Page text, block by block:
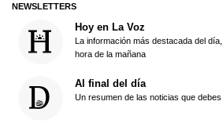
NEWSLETTERS
Hoy en La Voz
La información más destacada del
hora de la mañana
Al final del día
Un resumen de las noticias que